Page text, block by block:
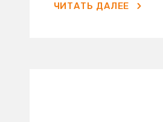
ЧИТАТЬ ДАЛЕЕ